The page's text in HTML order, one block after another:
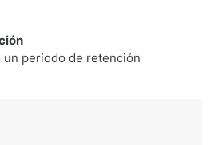
un período de retención